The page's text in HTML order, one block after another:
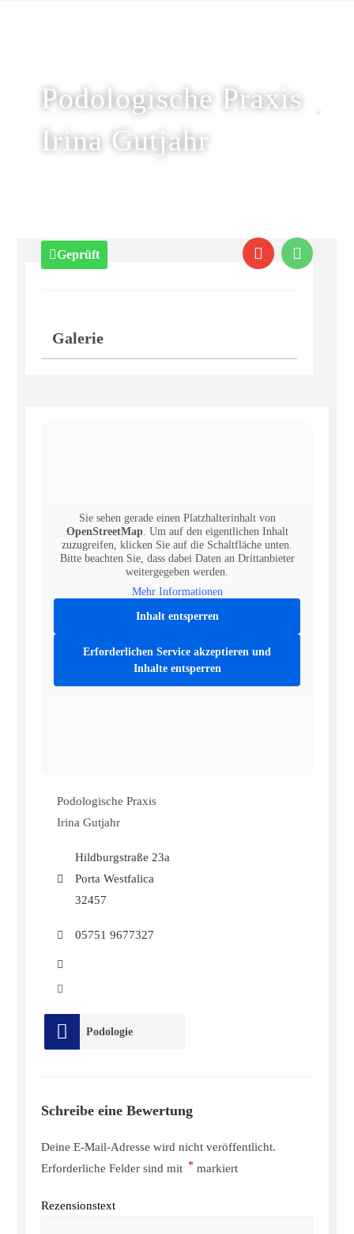
Podologische Praxis
Irina Gutjahr
Geprüft
Galerie
Sie sehen gerade einen Platzhalterinhalt von
OpenStreetMap. Um auf den eigentlichen Inhalt
zuzugreifen, klicken Sie auf die Schaltfläche unten.
Bitte beachten Sie, dass dabei Daten an Drittanbieter
weitergegeben werden.
Mehr Informationen
Inhalt entsperren
Erforderlichen Service akzeptieren und
Inhalte entsperren
Podologische Praxis
Irina Gutjahr
Hildburgstraße 23a
Porta Westfalica
32457
05751 9677327
Podologie
Schreibe eine Bewertung
Deine E-Mail-Adresse wird nicht veröffentlicht.
Erforderliche Felder sind mit * markiert
Rezensionstext